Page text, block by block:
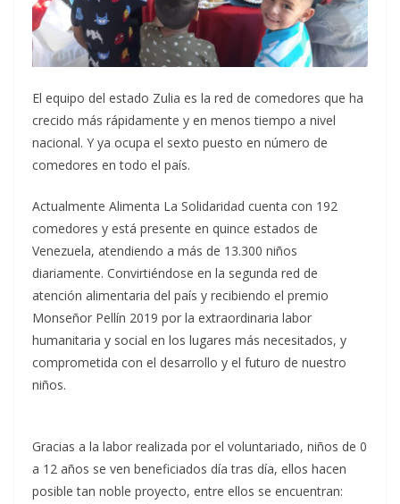
El equipo del estado Zulia es la red de comedores que ha
crecido más rápidamente y en menos tiempo a nivel
nacional. Y ya ocupa el sexto puesto en número de
comedores en todo el país.
Actualmente Alimenta La Solidaridad cuenta con 192
comedores y está presente en quince estados de
Venezuela, atendiendo a más de 13.300 niños
diariamente. Convirtiéndose en la segunda red de
atención alimentaria del país y recibiendo el premio
Monseñor Pellín 2019 por la extraordinaria labor
humanitaria y social en los lugares más necesitados, y
comprometida con el desarrollo y el futuro de nuestro
niños.
Gracias a la labor realizada por el voluntariado, niños de 0
a 12 años se ven beneficiados día tras día, ellos hacen
posible tan noble proyecto, entre ellos se encuentran: